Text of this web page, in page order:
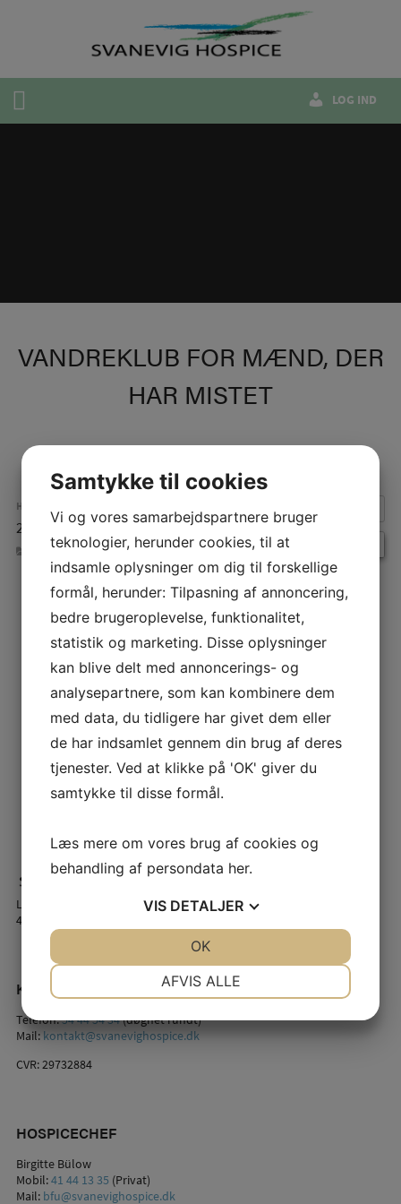
LOG IND
VANDREKLUB FOR MÆND, DER
HAR MISTET
HVORNÅR:
27. maj 2025 kl. 14:00 – 16:00 Repeats
BEGIVENHEDER
INDLÆGSNAVIGATION
Lindstrømsvej 2
4941 Bandholm
KONTAKT OS
Telefon:54 44 54 34(døgnet rundt)
Mail: kontakt@svanevighospice.dk
CVR: 29732884
HOSPICECHEF
Birgitte Bülow
Mobil:41 44 13 35 (Privat)
Mail: bfu@svanevighospice.dk
Samtykke til cookies
Vi og vores samarbejdspartnere bruger
teknologier, herunder cookies, til at
indsamle oplysninger om dig til forskellige
formål, herunder: Tilpasning af annoncering,
bedre brugeroplevelse, funktionalitet,
statistik og marketing. Disse oplysninger
kan blive delt med annoncerings- og
analysepartnere, som kan kombinere dem
med data, du tidligere har givet dem eller
de har indsamlet gennem din brug af deres
tjenester. Ved at klikke på 'OK' giver du
samtykke til disse formål.
Læs mere om vores brug af cookies og
behandling af persondata her.
VIS DETALJER
MARKETING
AFVIS ALLE
OK